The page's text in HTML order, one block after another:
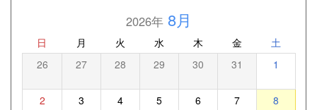
2026年8月
日 月 火 水 木 金 土
26 27 28 29 30 31 1
2 3 4 5 6 7 8